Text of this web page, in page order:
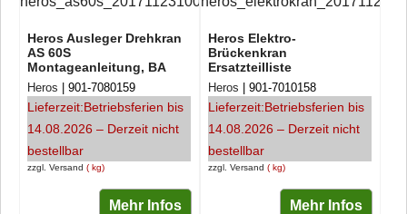
Heros Ausleger Drehkran
AS 60S
Montageanleitung, BA
zzgl. Versand kg
Heros 901-7080159
Lieferzeit:Betriebsferien bis
14.08.2026 – Derzeit nicht
bestellbar
Mehr Infos
Heros Elektro-
Brückenkran
Ersatzteilliste
zzgl. Versand kg
Heros 901-7010158
Lieferzeit:Betriebsferien bis
14.08.2026 – Derzeit nicht
bestellbar
Mehr Infos